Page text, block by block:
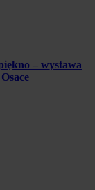
– wystawa